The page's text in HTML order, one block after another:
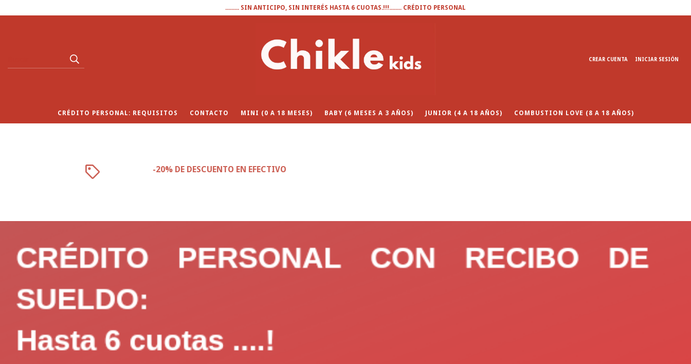
......... SIN ANTICIPO, SIN INTERÉS HASTA 6 CUOTAS.!!!........ CRÉDITO PERSONAL
CREAR CUENTA INICIAR SESIÓN
CRÉDITO PERSONAL: REQUISITOS CONTACTO MINI (0 A 18 MESES) BABY (6 MESES A 3 AÑOS) JUNIOR (4 A 18 AÑOS) COMBUSTION LOVE (8 A 18 AÑOS)
-20% DE DESCUENTO EN EFECTIVO